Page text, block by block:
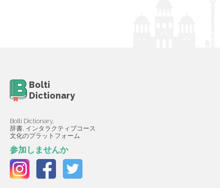
Bolti
Dictionary
Bolti Dictionary,
辞書, インタラクティブコース
文化のプラットフォーム
参加しませんか